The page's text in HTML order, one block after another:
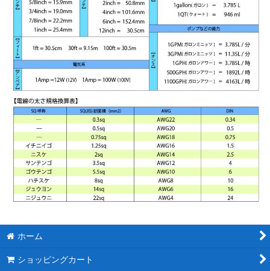
ホーム
ショッピングカート